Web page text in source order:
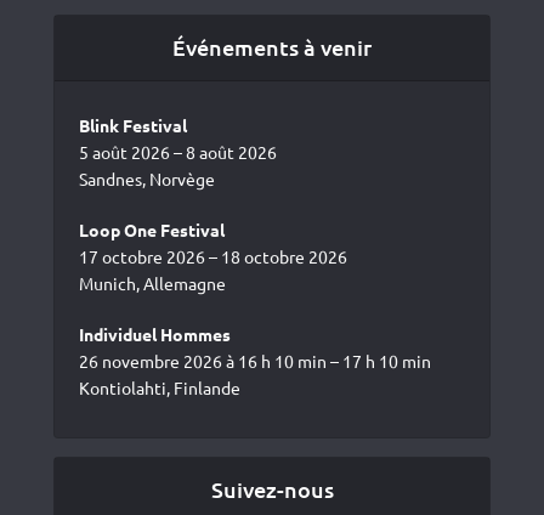
Événements à venir
Blink Festival
5 août 2026 – 8 août 2026
Sandnes, Norvège
Loop One Festival
17 octobre 2026 – 18 octobre 2026
Munich, Allemagne
Individuel Hommes
26 novembre 2026 à 16 h 10 min – 17 h 10 min
Kontiolahti, Finlande
Suivez-nous